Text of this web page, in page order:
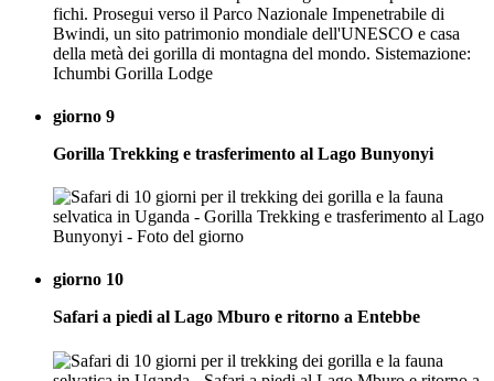
fichi. Prosegui verso il Parco Nazionale Impenetrabile di
Bwindi, un sito patrimonio mondiale dell'UNESCO e casa
della metà dei gorilla di montagna del mondo. Sistemazione:
Ichumbi Gorilla Lodge
giorno 9
Gorilla Trekking e trasferimento al Lago Bunyonyi
giorno 10
Safari a piedi al Lago Mburo e ritorno a Entebbe